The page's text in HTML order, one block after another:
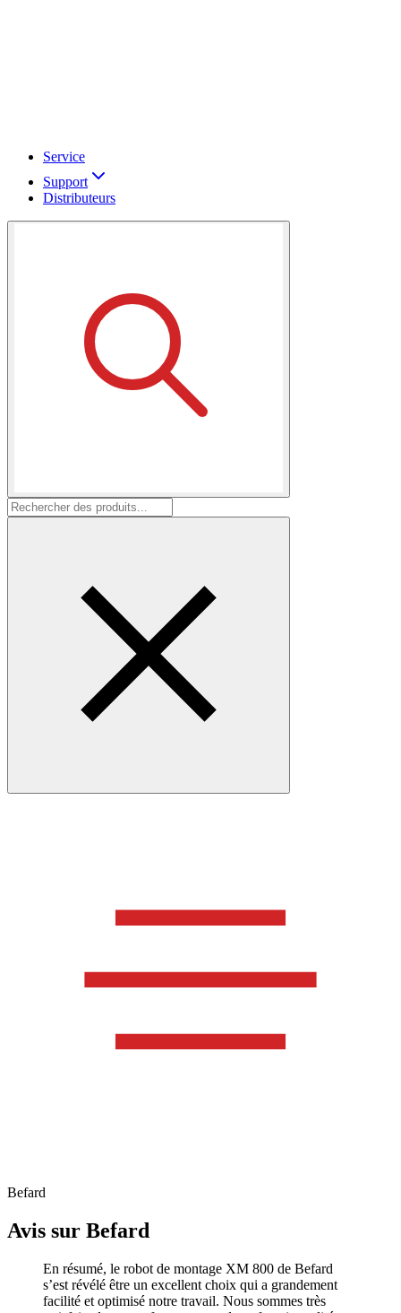
Service
Support
Distributeurs
Befard
Avis sur Befard
En résumé, le robot de montage XM 800 de Befard
s’est révélé être un excellent choix qui a grandement
facilité et optimisé notre travail. Nous sommes très